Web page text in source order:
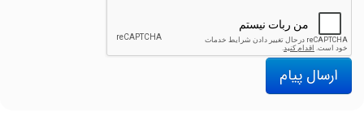
ارسال پیام